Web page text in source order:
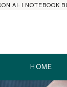
HOME